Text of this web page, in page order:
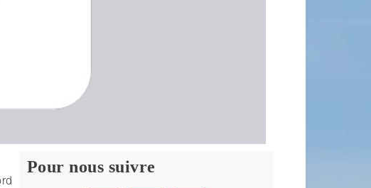
Pour nous suivre